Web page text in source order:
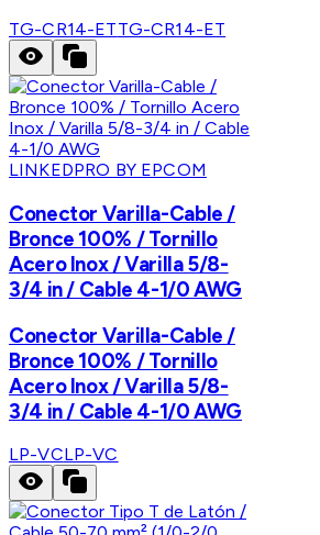
TG-CR14-ETTG-CR14-ET
LINKEDPRO BY EPCOM
Conector Varilla-Cable /
Bronce 100% / Tornillo
Acero Inox / Varilla 5/8-
3/4 in / Cable 4-1/0 AWG
Conector Varilla-Cable /
Bronce 100% / Tornillo
Acero Inox / Varilla 5/8-
3/4 in / Cable 4-1/0 AWG
LP-VCLP-VC